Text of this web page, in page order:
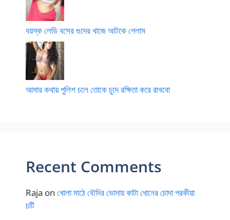
বয়স্ক লেডি বসের গুদের খাজে আটকে গেলাম
আমার কথায় পুলিশ চলে তোকে চুদে রক্ষিতা করে রাখবো
Recent Comments
Raja on খোলা মাঠে বৌদির ভোদায় কাটা ধোনের চোদা পরকীয়া
চটি